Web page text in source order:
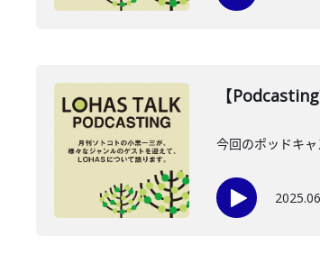
【
今回のポッドキ